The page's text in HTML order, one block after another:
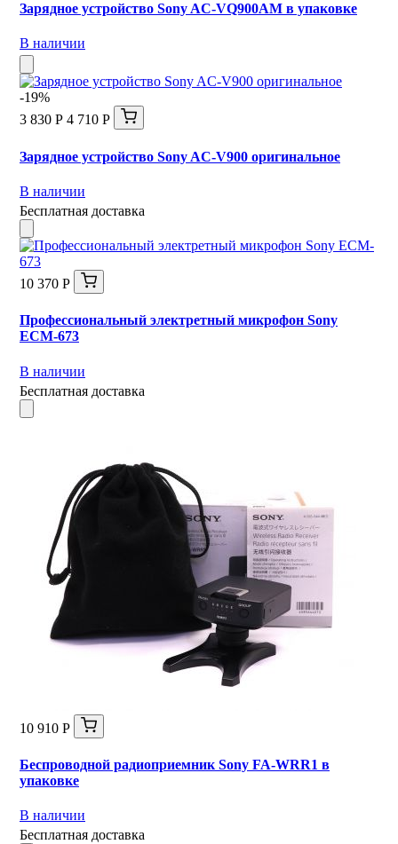
Зарядное устройство Sony AC-VQ900AM в упаковке
В наличии
-19%
3 830 Р 4 710 Р
Зарядное устройство Sony AC-V900 оригинальное
В наличии
Бесплатная доставка
10 370 Р
Профессиональный электретный микрофон Sony
ECM-673
В наличии
Бесплатная доставка
10 910 Р
Беспроводной радиоприемник Sony FA-WRR1 в
упаковке
В наличии
Бесплатная доставка